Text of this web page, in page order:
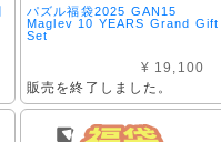
パズル福袋2025 GAN15
Maglev 10 YEARS Grand Gift
Set
¥ 19,100
販売を終了しました。